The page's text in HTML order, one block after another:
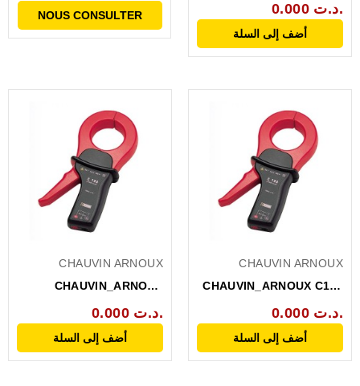
NOUS CONSULTER 0.000 د.ت.
أضف إلى السلة
CHAUVIN ARNOUX
CHAUVIN_ARNOUX
AMPEREMETRIQUE C1160.000 د.ت.
أضف إلى السلة
CHAUVIN ARNOUX
CHAUVIN_ARNOUX C107
AMPEREMETRIQUE...0.000 د.ت.
أضف إلى السلة